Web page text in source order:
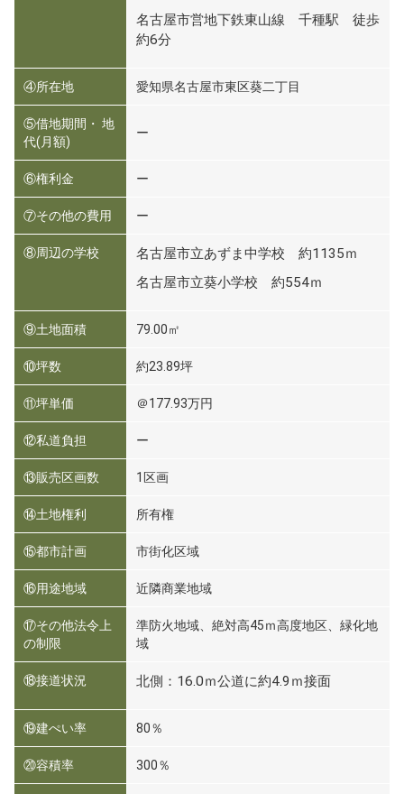
名古屋市営地下鉄東山線 千種駅 徒歩
約6分
④所在地 愛知県名古屋市東区葵二丁目
⑤借地期間・ 地
代(月額)
ー
⑥権利金 ー
⑦その他の費用 ー
⑧周辺の学校
名古屋市立あずま中学校 約1135ｍ
名古屋市立葵小学校 約554ｍ
⑨土地面積 79.00㎡
⑩坪数 約23.89坪
⑪坪単価 ＠177.93万円
⑫私道負担 ー
⑬販売区画数 1区画
⑭土地権利 所有権
⑮都市計画 市街化区域
⑯用途地域 近隣商業地域
⑰その他法令上
の制限
準防火地域、絶対高45ｍ高度地区、緑化地
域
⑱接道状況 北側：16.0ｍ公道に約4.9ｍ接面
⑲建ぺい率 80％
⑳容積率 300％